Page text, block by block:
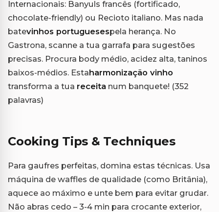
Internacionais: Banyuls francês (fortificado,
chocolate-friendly) ou Recioto italiano. Mas nada
batevinhos portuguesespela herança. No
Gastrona, scanne a tua garrafa para sugestões
precisas. Procura body médio, acidez alta, taninos
baixos-médios. Estaharmonização vinho
transforma a tua receita num banquete! (352
palavras)
Cooking Tips & Techniques
Para gaufres perfeitas, domina estas técnicas. Usa
máquina de waffles de qualidade (como Britânia),
aquece ao máximo e unte bem para evitar grudar.
Não abras cedo – 3-4 min para crocante exterior,